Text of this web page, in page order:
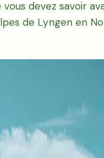
devez savoir
de Lyngen en